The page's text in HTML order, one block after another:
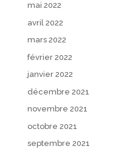
mai 2022
avril 2022
mars 2022
février 2022
janvier 2022
décembre 2021
novembre 2021
octobre 2021
septembre 2021